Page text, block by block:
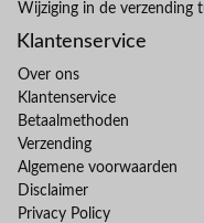
Wijziging in de verzending
Klantenservice
Over ons
Klantenservice
Betaalmethoden
Verzending
Algemene voorwaarden
Disclaimer
Privacy Policy